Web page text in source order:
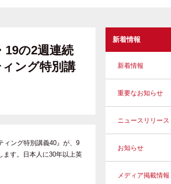
19の2週連続
ング特別講
ング特別講義40』が、9
ます。日本人に30年以上英
新着情報
新着情報
重要なお知らせ
ニュースリリース
お知らせ
メディア掲載情報